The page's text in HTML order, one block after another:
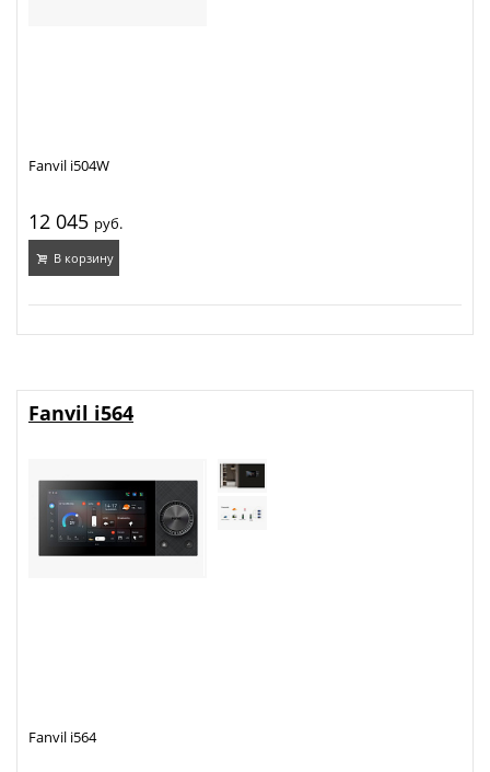
12 045 руб.
В корзину
Fanvil i504W
Fanvil i564
Fanvil i564